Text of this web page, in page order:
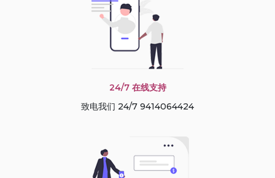
24/7 在线支持
致电我们 24/7 9414064424